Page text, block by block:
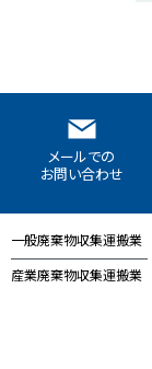
メールでの
お問い合わせ
一般廃棄物収集運搬業
産業廃棄物収集運搬業